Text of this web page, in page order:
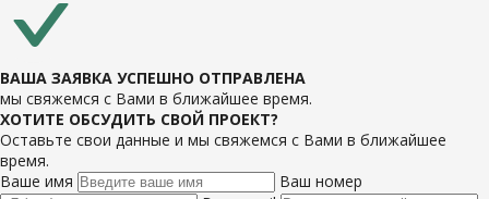
ВАША ЗАЯВКА УСПЕШНО ОТПРАВЛЕНА
мы свяжемся с Вами в ближайшее время.
ХОТИТЕ ОБСУДИТЬ СВОЙ ПРОЕКТ?
Оставьте свои данные и мы свяжемся с Вами в ближайшее
время.
Ваше имя
Ваш номер